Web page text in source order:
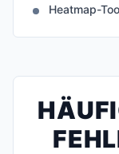
Heatmap-